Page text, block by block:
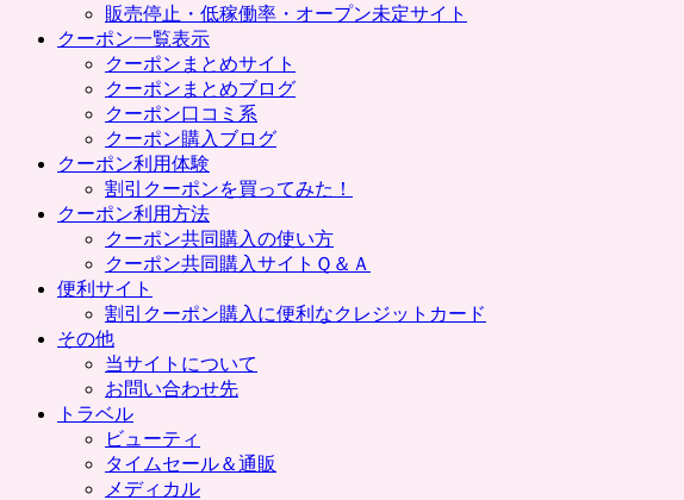
販売停止・低稼働率・オープン未定サイト
クーポン一覧表示
クーポンまとめサイト
クーポンまとめブログ
クーポン口コミ系
クーポン購入ブログ
クーポン利用体験
割引クーポンを買ってみた！
クーポン利用方法
クーポン共同購入の使い方
クーポン共同購入サイトＱ＆Ａ
便利サイト
割引クーポン購入に便利なクレジットカード
その他
当サイトについて
お問い合わせ先
トラベル
ビューティ
タイムセール＆通販
メディカル